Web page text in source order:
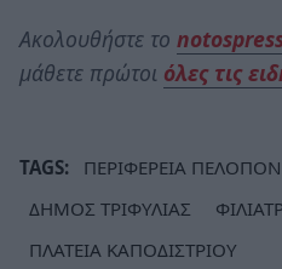
Ακολουθήστε το
μάθετε πρώτοι όλες τις
TAGS:
ΠΕΡΙΦΕΡΕΙΑ
ΔΗΜΟΣ ΤΡΙΦΥΛΙΑΣ
ΠΛΑΤΕΙΑ ΚΑΠΟΔΙΣΤΡΙΟΥ